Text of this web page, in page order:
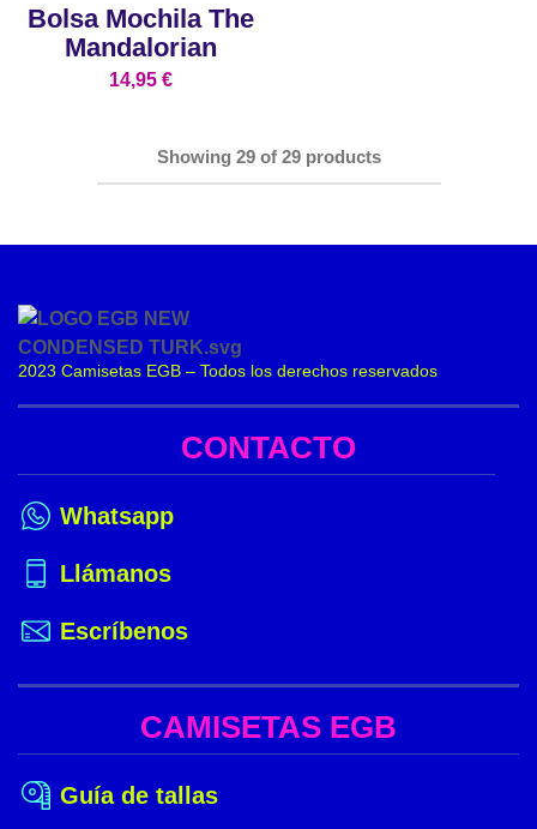
Bolsa Mochila The
Mandalorian
14,95 €
Showing 29 of 29 products
2023 Camisetas EGB – Todos los derechos reservados
CONTACTO
Whatsapp
Llámanos
Escríbenos
CAMISETAS EGB
Guía de tallas